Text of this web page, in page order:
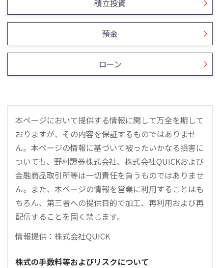
積立投資
預金
ローン
本ページにおいて提供する情報に関して万全を期して
おりますが、その内容を保証するものではありませ
ん。本ページの情報に基づいて被ったいかなる損害に
ついても、野村證券株式会社、株式会社QUICKおよび
金融商品取引所等は一切責任を負うものではありませ
ん。また、本ページの情報を営業に利用することはも
ちろん、第三者への提供目的で加工、再利用および再
配信することを固く禁じます。
情報提供：株式会社QUICK
株式の手数料等およびリスクについて